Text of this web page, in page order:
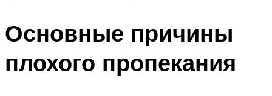
Основные причины
плохого пропекания